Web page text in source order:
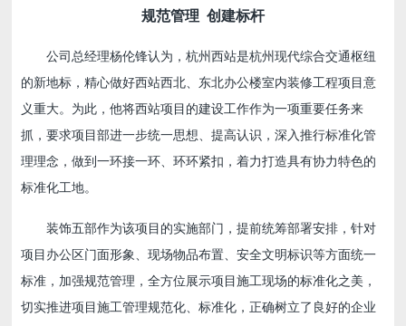
规范管理 创建标杆
公司总经理杨伦锋认为，杭州西站是杭州现代综合交通枢纽
的新地标，精心做好西站西北、东北办公楼室内装修工程项目意
义重大。为此，他将西站项目的建设工作作为一项重要任务来
抓，要求项目部进一步统一思想、提高认识，深入推行标准化管
理理念，做到一环接一环、环环紧扣，着力打造具有协力特色的
标准化工地。
装饰五部作为该项目的实施部门，提前统筹部署安排，针对
项目办公区门面形象、现场物品布置、安全文明标识等方面统一
标准，加强规范管理，全方位展示项目施工现场的标准化之美，
切实推进项目施工管理规范化、标准化，正确树立了良好的企业